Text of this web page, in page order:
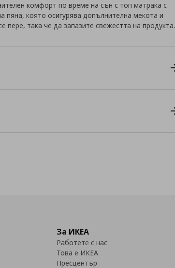
комфорт по време на сън с топ матрака с
пяна, която осигурява допълнителна мекота и
така че да запазите свежестта на продукта.
За ИКЕА
Работете с нас
Това е ИКЕА
Пресцентър